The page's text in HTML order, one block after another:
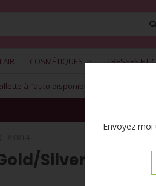
COSMÉTIQUES TRESSES ET
à l’auto disponible
FREE
Silver) -
Envoyez